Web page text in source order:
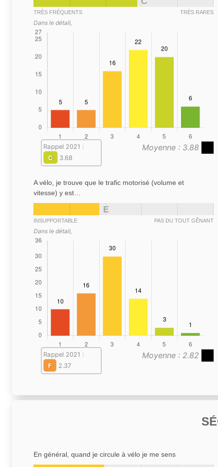
TRÈS FRÉQUENTS TRÈS RARES
Dans le détail,
Moyenne : 3.88
Rappel 2021 :
C
3.68
A vélo, je trouve que le trafic motorisé (volume et
vitesse) y est…
E
INSUPPORTABLE PAS DU TOUT GÊNANT
Dans le détail,
Moyenne : 2.82
Rappel 2021 :
F
2.37
En général, quand je circule à vélo je me sens